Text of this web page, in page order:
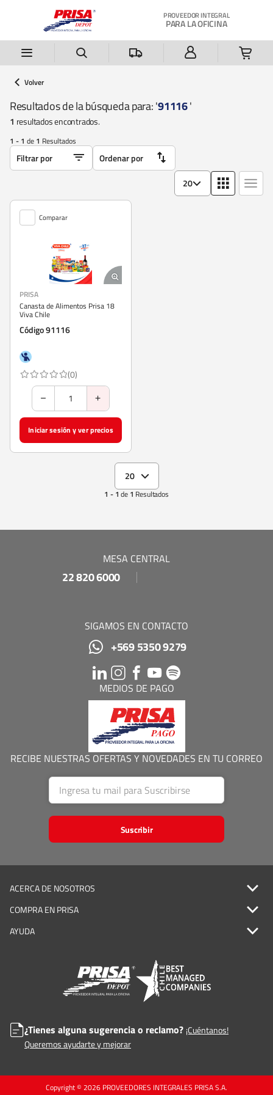
PROVEEDOR INTEGRAL
PARA LA OFICINA
Volver
Resultados de la búsqueda para: '91116'
1 resultados encontrados.
1 - 1 de 1 Resultados
20
Comparar
PRISA
Canasta de Alimentos Prisa 18
Viva Chile
Código 91116
(0)
Iniciar sesión y ver precios
1 - 1 de 1 Resultados
20
MESA CENTRAL
22 820 6000
SIGAMOS EN CONTACTO
+569 5350 9279
MEDIOS DE PAGO
RECIBE NUESTRAS OFERTAS Y NOVEDADES EN TU CORREO
Suscribir
ACERCA DE NOSOTROS
COMPRA EN PRISA
AYUDA
¿Tienes alguna sugerencia o reclamo? ¡Cuéntanos!
Queremos ayudarte y mejorar
Copyright © 2026 PROVEEDORES INTEGRALES PRISA S.A.